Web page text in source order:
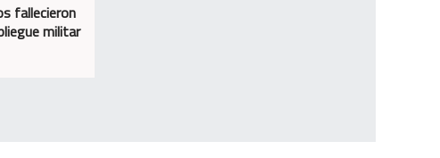
fallecieron
militar